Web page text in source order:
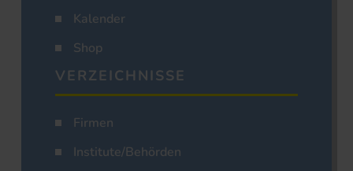
Kalender
Shop
VERZEICHNISSE
Firmen
Institute/Behörden